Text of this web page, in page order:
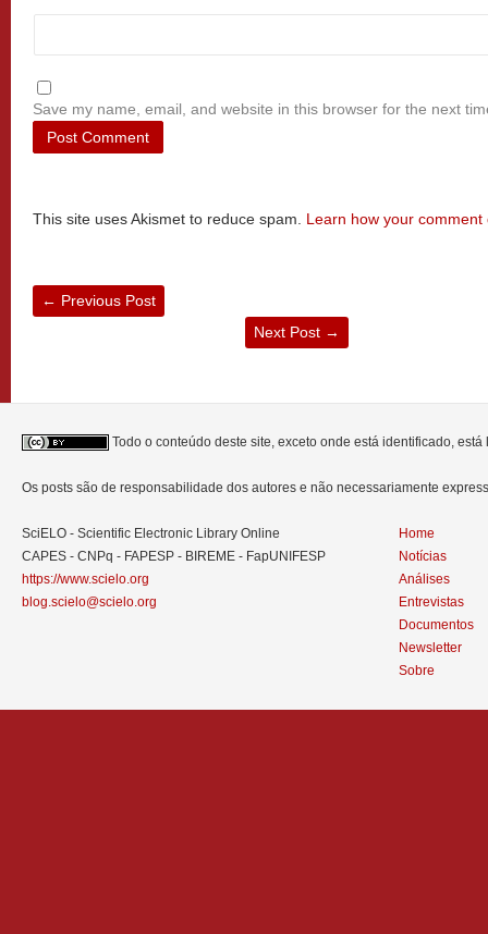
Save my name, email, and website in this browser for the next
This site uses Akismet to reduce spam. Learn how your
← Previous Post
Next Post →
Todo o conteúdo deste site, exceto onde está identificado,
Os posts são de responsabilidade dos autores e não necessariamente
SciELO - Scientific Electronic Library Online
CAPES - CNPq - FAPESP - BIREME - FapUNIFESP
https://www.scielo.org
blog.scielo@scielo.org
Home
Notícias
Análises
Entrevistas
Documentos
Newsletter
Sobre